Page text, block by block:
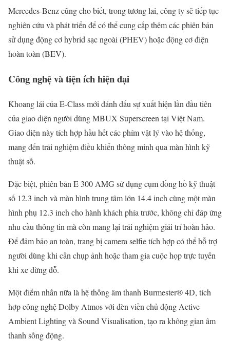
Mercedes-Benz cũng cho biết, trong tương lai, công ty sẽ tiếp tục
nghiên cứu và phát triển để có thể cung cấp thêm các phiên bản
sử dụng động cơ hybrid sạc ngoài (PHEV) hoặc động cơ điện
hoàn toàn (BEV).
Công nghệ và tiện ích hiện đại
Khoang lái của E-Class mới đánh dấu sự xuất hiện lần đầu tiên
của giao diện người dùng MBUX Superscreen tại Việt Nam.
Giao diện này tích hợp hầu hết các phím vật lý vào hệ thống,
mang đến trải nghiệm điều khiển thông minh qua màn hình kỹ
thuật số.
Đặc biệt, phiên bản E 300 AMG sử dụng cụm đồng hồ kỹ thuật
số 12.3 inch và màn hình trung tâm lớn 14.4 inch cùng một màn
hình phụ 12.3 inch cho hành khách phía trước, không chỉ đáp ứng
nhu cầu thông tin mà còn mang lại trải nghiệm giải trí hoàn hảo.
Để đảm bảo an toàn, trang bị camera selfie tích hợp có thể hỗ trợ
người dùng khi cần chụp ảnh hoặc tham gia cuộc họp trực tuyến
khi xe dừng đỗ.
Một điểm nhấn nữa là hệ thống âm thanh Burmester® 4D, tích
hợp công nghệ Dolby Atmos với đèn viền chủ động Active
Ambient Lighting và Sound Visualisation, tạo ra không gian âm
thanh sống động.